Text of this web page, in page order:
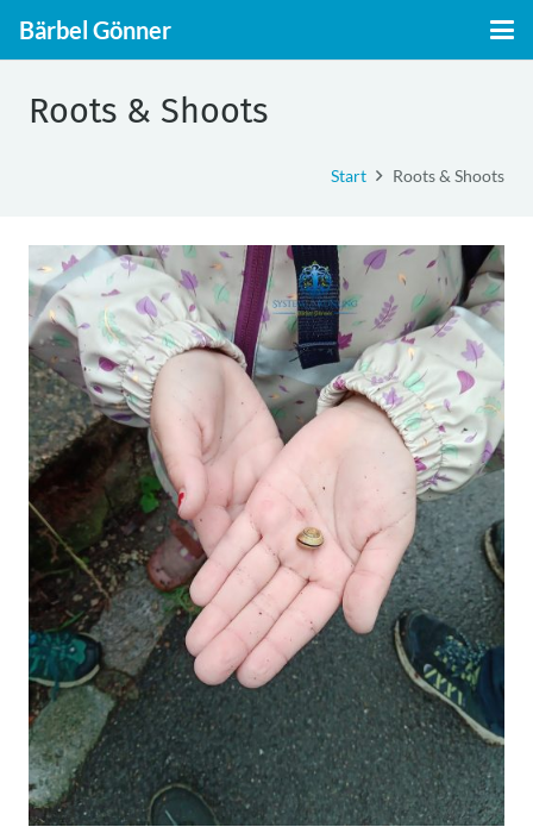
Bärbel Gönner
Roots & Shoots
Start Roots & Shoots